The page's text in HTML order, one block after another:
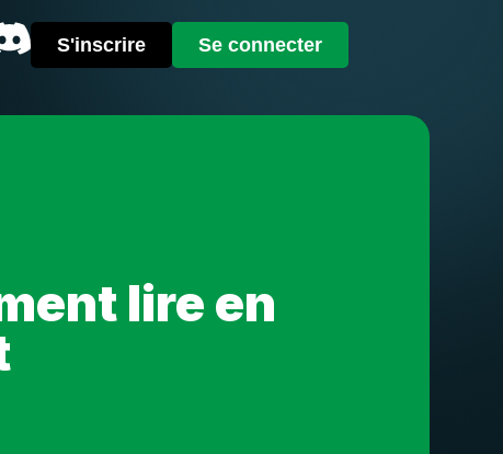
S'inscrire Se connecter
lire en